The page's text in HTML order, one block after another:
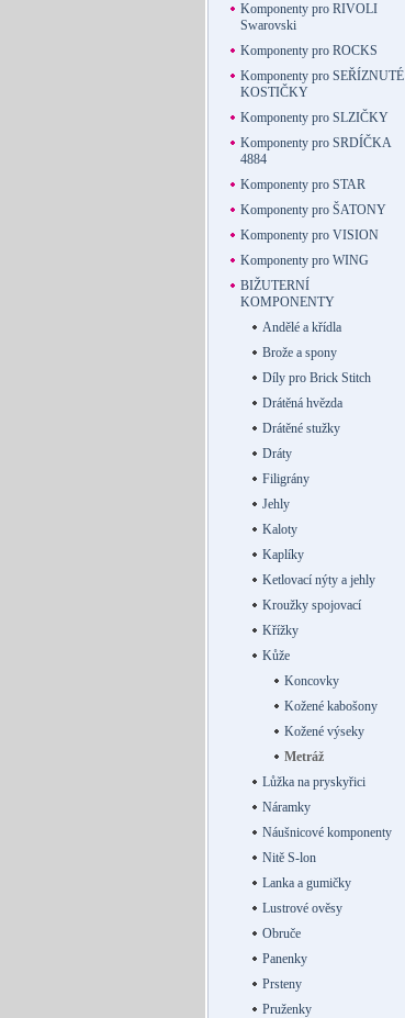
Komponenty pro RIVOLI
Swarovski
Komponenty pro ROCKS
Komponenty pro SEŘÍZNUTÉ
KOSTIČKY
Komponenty pro SLZIČKY
Komponenty pro SRDÍČKA
4884
Komponenty pro STAR
Komponenty pro ŠATONY
Komponenty pro VISION
Komponenty pro WING
BIŽUTERNÍ
KOMPONENTY
Andělé a křídla
Brože a spony
Díly pro Brick Stitch
Drátěná hvězda
Drátěné stužky
Dráty
Filigrány
Jehly
Kaloty
Kaplíky
Ketlovací nýty a jehly
Kroužky spojovací
Křížky
Kůže
Koncovky
Kožené kabošony
Kožené výseky
Metráž
Lůžka na pryskyřici
Náramky
Náušnicové komponenty
Nitě S-lon
Lanka a gumičky
Lustrové ověsy
Obruče
Panenky
Prsteny
Pruženky